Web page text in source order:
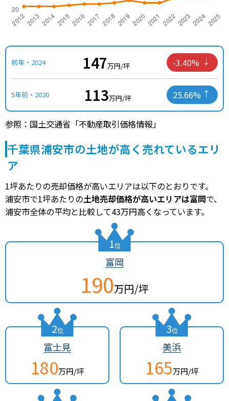
前年・2024 147万円/坪 -3.40%
5年前・2020 113万円/坪 25.66%
参照：国土交通省「不動産取引価格情報」
千葉県浦安市の土地が高く売れているエリ
ア
1坪あたりの売却価格が高いエリアは以下のとおりです。
浦安市で1坪あたりの土地売却価格が高いエリアは富岡で、
浦安市全体の平均と比較して43万円高くなっています。
1位
富岡
190万円/坪
2位
富士見
180万円/坪
3位
美浜
165万円/坪